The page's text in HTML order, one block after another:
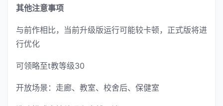
其他注意事项
与前作相比，当前升级版运行可能较卡顿，正式版将进
行优化
可领略至t教等级30
开放场景：走廊、教室、校舍后、保健室